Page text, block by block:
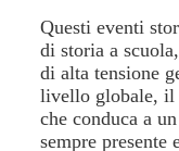
Questi eventi
di storia a
di alta tensione
livello globale, il
che conduca a
sempre presente